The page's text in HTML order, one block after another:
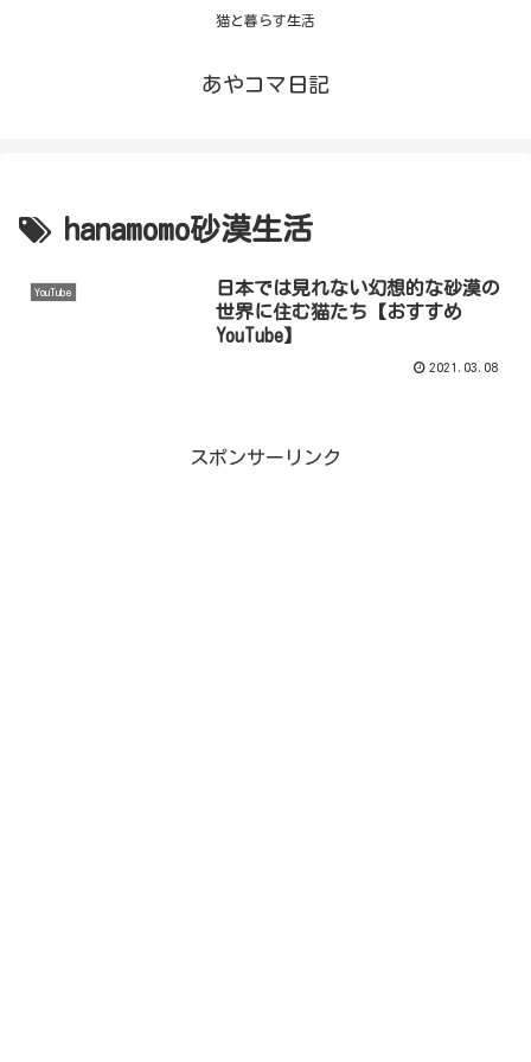
猫と暮らす生活
あやコマ日記
hanamomo砂漠生活
YouTube
日本では見れない幻想的な砂漠の
世界に住む猫たち【おすすめ
YouTube】
2021.03.08
スポンサーリンク